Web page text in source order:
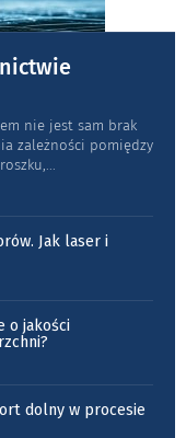
nie jest sam brak
zależności pomiędzy
...
Jak laser i
o jakości
dolny w procesie